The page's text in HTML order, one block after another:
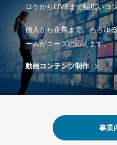
ロケからLIVEまで幅広いコ
個人から企業まで。あらゆ
ームがニーズに応えます。
動画コンテンツ制作
事業